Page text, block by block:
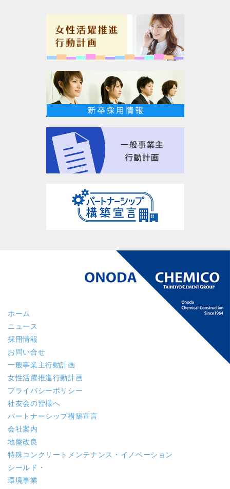
ホーム
ニュース
採用情報
お問い合せ
一般事業主行動計画
女性活躍推進行動計画
プライバシーポリシー
社友会の皆様へ
パートナーシップ構築宣言
会社案内
地盤改良
特殊コンクリート メンテナンス・イノベーション
シールド・
環境事業